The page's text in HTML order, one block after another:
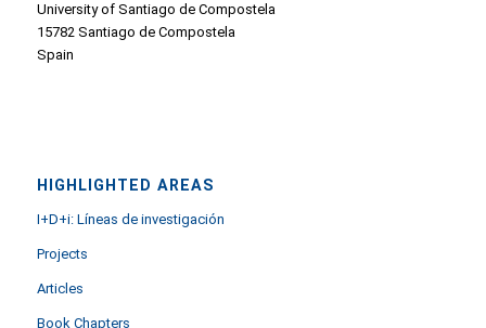
University of Santiago de Compostela
15782 Santiago de Compostela
Spain
HIGHLIGHTED AREAS
I+D+i: Líneas de investigación
Projects
Articles
Book Chapters